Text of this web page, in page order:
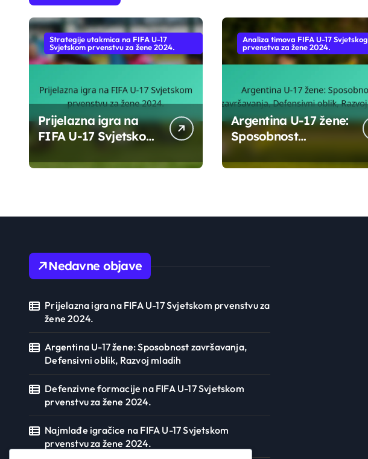
Strategije utakmica na FIFA U-17
Svjetskom prvenstvu za žene 2024.
Prijelazna igra na
FIFA U-17 Svjetskom
2024.
Analiza timova FIFA U-17 Svjetskog
prvenstva za žene 2024.
Argentina U-17 žene:
Sposobnost
završavanja,
Defensivni oblik,
Nedavne objave
Prijelazna igra na FIFA U-17 Svjetskom prvenstvu za
žene 2024.
Argentina U-17 žene: Sposobnost završavanja,
Defensivni oblik, Razvoj mladih
Defenzivne formacije na FIFA U-17 Svjetskom
prvenstvu za žene 2024.
Najmlađe igračice na FIFA U-17 Svjetskom
prvenstvu za žene 2024.